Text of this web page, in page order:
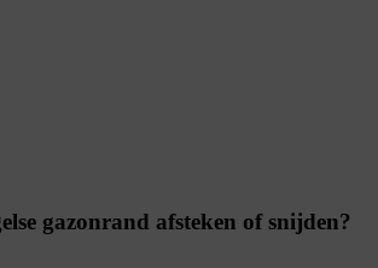
gazonrand afsteken of snijden?